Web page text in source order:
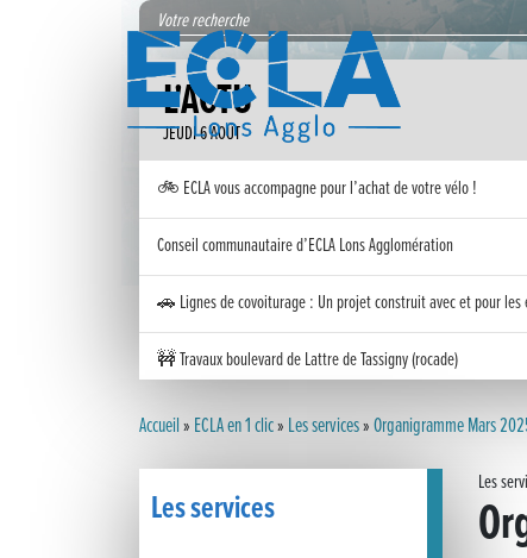
L'ACTU
JEUDI 6 AOÛT
🚲 ECLA vous accompagne pour l’achat de votre vélo !
Conseil communautaire d’ECLA Lons Agglomération
🚗 Lignes de covoiturage : Un projet construit avec et pour les
🚧 Travaux boulevard de Lattre de Tassigny (rocade)
Inauguration nouvelle station d’épuration (STEP) de Trenal
Festival des solutions écologiques 2026
Accueil» ECLA en 1 clic» Les services»Organigramme Mars
Les services
Les